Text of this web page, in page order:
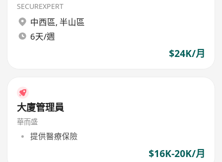
SECUREXPERT
中西區, 半山區
6天/週
$24K/月
大廈管理員
華而盛
提供醫療保險
$16K-20K/月